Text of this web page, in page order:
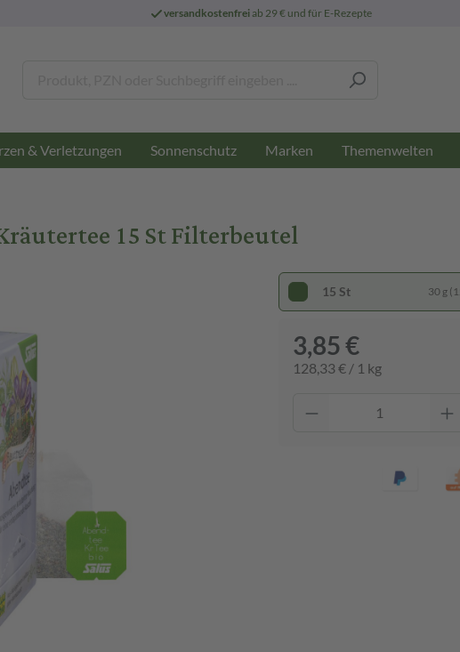
versandkostenfreiab 29 € und für E-Rezepte
& Verletzungen Sonnenschutz Marken Themenwelten
15 St Filterbeutel
15 St 30 g
3,85 €
128,33 € / 1 kg